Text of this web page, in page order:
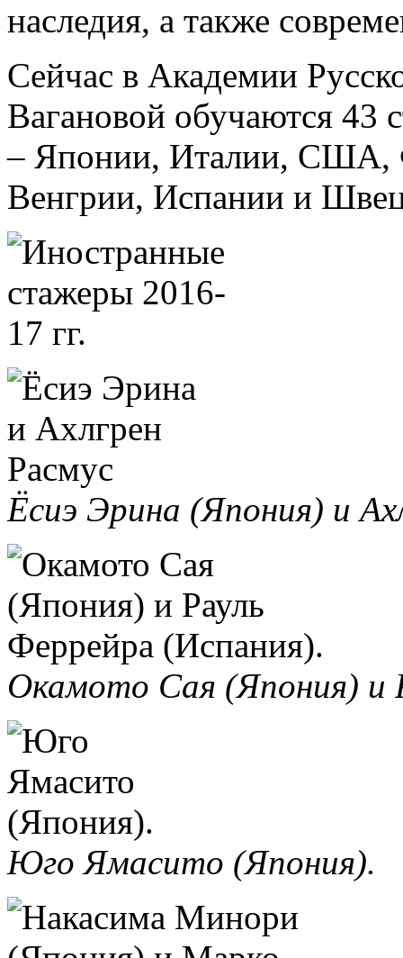
наследия, а также
Сейчас в Академии
Вагановой обучаются 43
– Японии, Италии, США,
Венгрии, Испании и
Ёсиэ Эрина (Япония) и
Окамото Сая (Япония) и
Юго Ямасито (Япония).